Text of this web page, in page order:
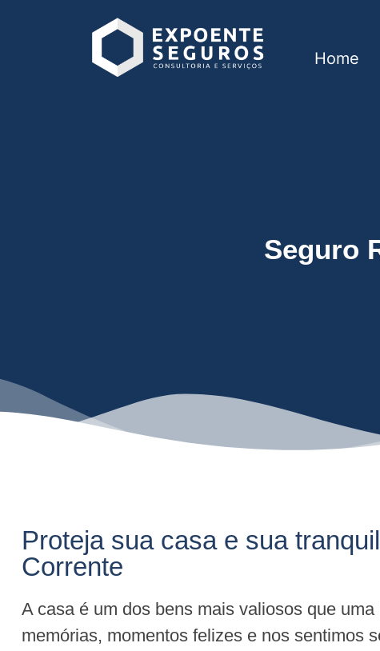
Home
Seguro
Proteja sua casa e sua
Corrente
A casa é um dos bens mais valiosos que
memórias, momentos felizes e nos sentimos